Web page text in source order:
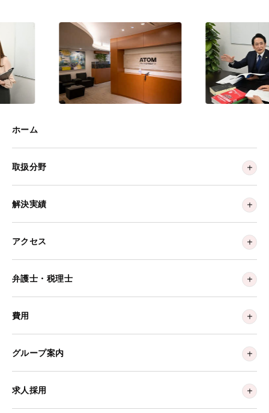
ホーム
取扱分野
解決実績
アクセス
弁護士・税理士
費用
グループ案内
求人採用